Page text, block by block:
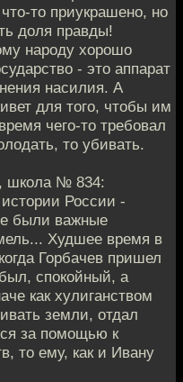
то приукрашено, но
доля правды!
народу хорошо
- это аппарат
насилия. А
для того, чтобы им
чего-то требовал
то убивать.
школа № 834:
России -
были важные
Худшее время в
Горбачев пришел
спокойный, а
как хулиганством
земли, отдал
за помощью к
то ему, как и Ивану